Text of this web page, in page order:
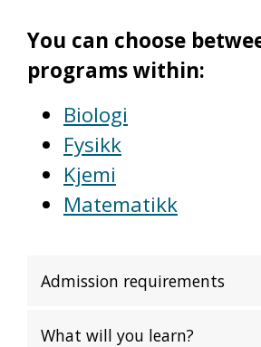
You can choose
programs within:
Biologi
Fysikk
Kjemi
Matematikk
Admission requirements
What will you learn?